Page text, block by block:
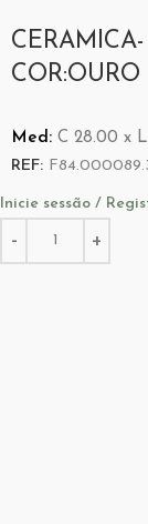
COR:OURO
Med: C 28.00 x L
REF:
Inicie sessão /